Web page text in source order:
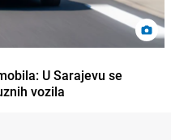
U Sarajevu se
vozila